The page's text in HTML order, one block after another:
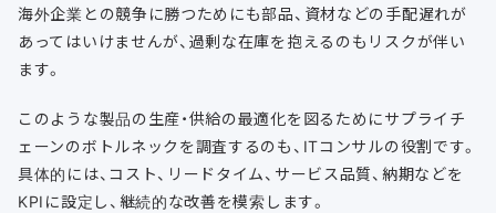
海外企業との競争に勝つためにも部品、資材などの手配遅れが
あってはいけませんが、過剰な在庫を抱えるのもリスクが伴い
ます。
このような製品の生産・供給の最適化を図るためにサプライチ
ェーンのボトルネックを調査するのも、ITコンサルの役割です。
具体的には、コスト、リードタイム、サービス品質、納期などを
KPIに設定し、継続的な改善を模索します。